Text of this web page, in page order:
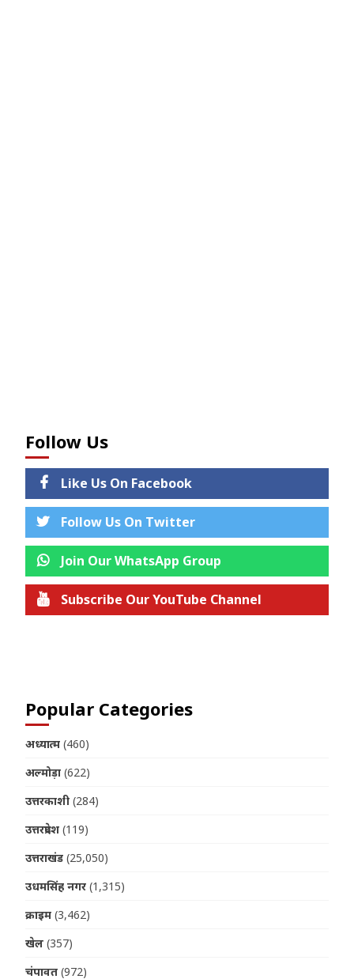
Follow Us
Like Us On Facebook
Follow Us On Twitter
Join Our WhatsApp Group
Subscribe Our YouTube Channel
Popular Categories
अध्यात्म (460)
अल्मोड़ा (622)
उत्तरकाशी (284)
उत्तरप्रदेश (119)
उत्तराखंड (25,050)
उधमसिंह नगर (1,315)
क्राइम (3,462)
खेल (357)
चंपावत (972)